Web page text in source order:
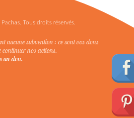
Tous droits réservés.
aucune subvention : ce sont vos dons
continuer nos actions.
un don.